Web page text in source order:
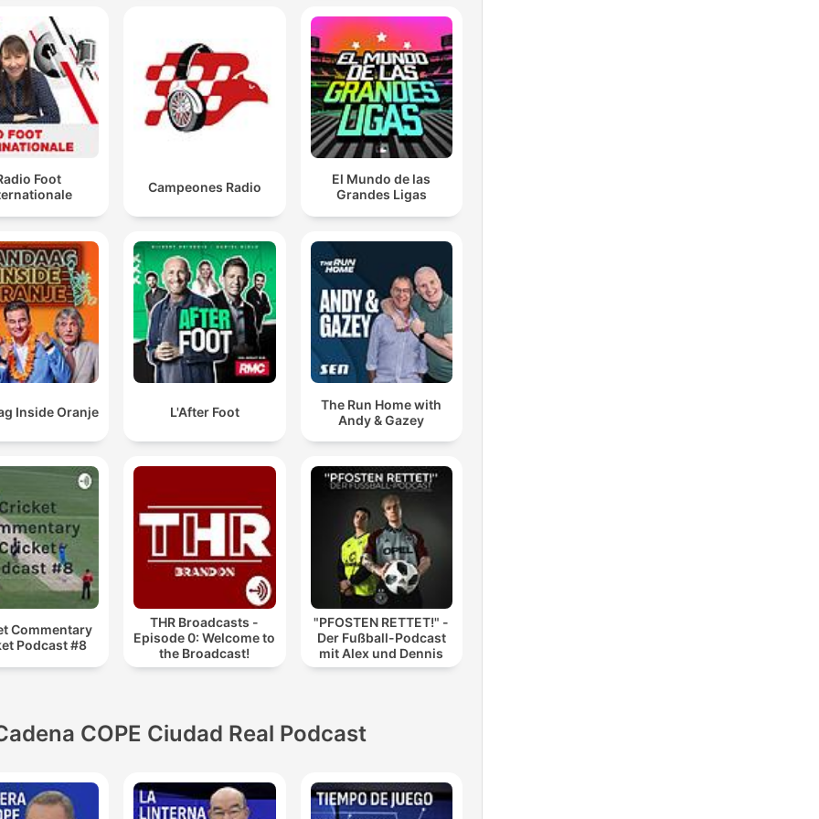
Foot
Campeones Radio
El Mundo de las
Grandes Ligas
Inside Oranje L'After Foot
The Run Home with
Andy & Gazey
Commentary
Podcast #8
THR Broadcasts -
Episode 0: Welcome to
the Broadcast!
"PFOSTEN RETTET!" -
Der Fußball-Podcast
mit Alex und Dennis
COPE Ciudad Real Podcast